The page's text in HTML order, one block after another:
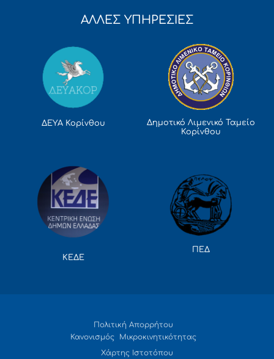
ΑΛΛΕΣ ΥΠΗΡΕΣΙΕΣ
ΔΕΥΑ Κορίνθου
Δημοτικό Λιμενικό Ταμείο
Κορίνθου
ΚΕΔΕ
ΠΕΔ
Πολιτική Απορρήτου
Κανονισμός Μικροκινητικότητας
Χάρτης Ιστοτόπου